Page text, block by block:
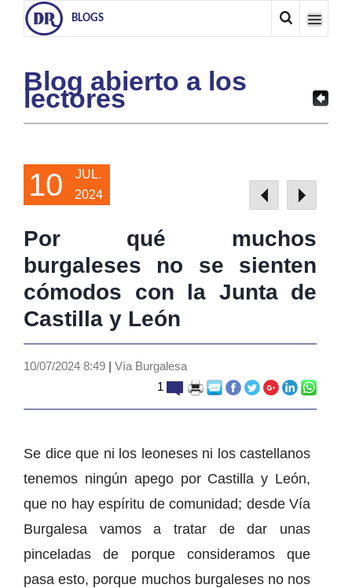
BLOGS
Blog abierto a los
lectores
10
JUL.
2024
Por qué muchos
burgaleses no se sienten
cómodos con la Junta de
Castilla y León
10/07/2024 8:49 | Vía Burgalesa
1
Se dice que ni los leoneses ni los castellanos
tenemos ningún apego por Castilla y León,
que no hay espíritu de comunidad; desde Vía
Burgalesa vamos a tratar de dar unas
pinceladas de porque consideramos que
pasa esto, porque muchos burgaleses no nos